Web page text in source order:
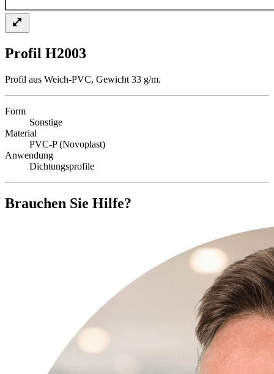
Profil H2003
Profil aus Weich-PVC, Gewicht 33 g/m.
Form
Sonstige
Material
PVC-P (Novoplast)
Anwendung
Dichtungsprofile
Brauchen Sie Hilfe?